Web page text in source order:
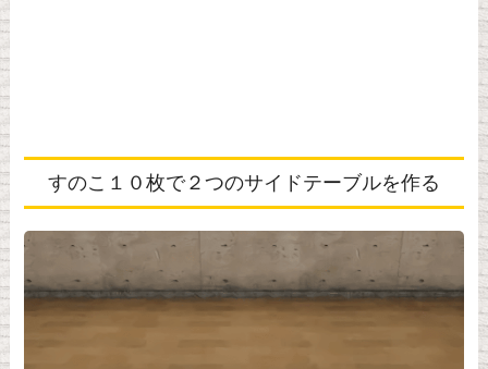
すのこ１０枚で２つのサイドテーブルを作る